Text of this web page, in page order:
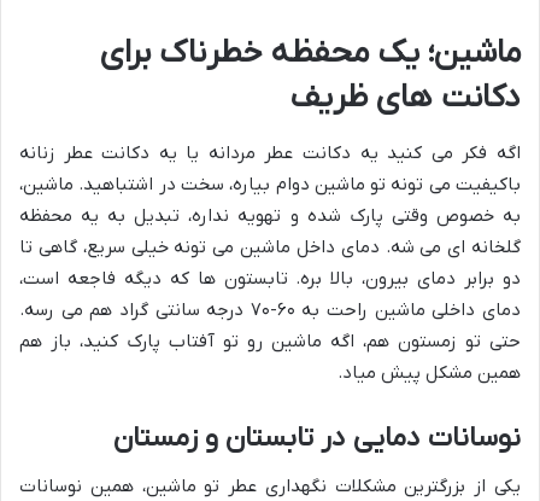
ماشین؛ یک محفظه خطرناک برای
دکانت های ظریف
اگه فکر می کنید یه دکانت عطر مردانه یا یه دکانت عطر زنانه
باکیفیت می تونه تو ماشین دوام بیاره، سخت در اشتباهید. ماشین،
به خصوص وقتی پارک شده و تهویه نداره، تبدیل به یه محفظه
گلخانه ای می شه. دمای داخل ماشین می تونه خیلی سریع، گاهی تا
دو برابر دمای بیرون، بالا بره. تابستون ها که دیگه فاجعه است،
دمای داخلی ماشین راحت به ۶۰-۷۰ درجه سانتی گراد هم می رسه.
حتی تو زمستون هم، اگه ماشین رو تو آفتاب پارک کنید، باز هم
همین مشکل پیش میاد.
نوسانات دمایی در تابستان و زمستان
یکی از بزرگترین مشکلات نگهداری عطر تو ماشین، همین نوسانات